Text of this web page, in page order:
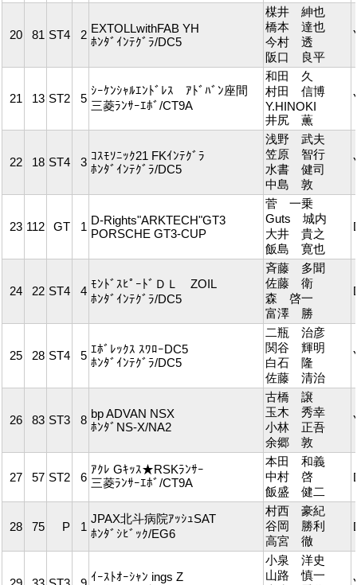
20 81 ST4 2 EXTOLLwithFAB YH
ﾎﾝﾀﾞｲﾝﾃｸﾞﾗ/DC5
楳井 紳也
橋本 達也
今村 透
阪口 良平
21 13 ST2 5
ｼｰｹﾝｼｬﾙｴﾝﾄﾞﾚｽ ｱﾄﾞﾊﾞﾝ座間
三菱ﾗﾝｻｰｴﾎﾞ/CT9A
和田 久
村田 信博
Y.HINOKI
井尻 薫
22 18 ST4 3 ｺｽﾓｿﾆｯｸ21 FKｲﾝﾃｸﾞﾗ
ﾎﾝﾀﾞｲﾝﾃｸﾞﾗ/DC5
浅野 武夫
笠原 智行
水書 健司
中島 敦
23 112 GT 1 D-Rights"ARKTECH"GT3
PORSCHE GT3-CUP
菅 一乗
Guts 城内
大井 貴之
飯島 寛也
24 22 ST4 4
ﾓﾝﾄﾞｽﾋﾟｰﾄﾞＤＬ ZOIL
ﾎﾝﾀﾞｲﾝﾃｸﾞﾗ/DC5
斉藤 多聞
佐藤 衛
森 啓一
富澤 勝
25 28 ST4 5 ｴﾎﾞﾚｯｸｽ ｽﾜﾛｰDC5
ﾎﾝﾀﾞｲﾝﾃｸﾞﾗ/DC5
二瓶 治彦
関谷 輝明
白石 隆
佐藤 清治
26 83 ST3 8 bp ADVAN NSX
ﾎﾝﾀﾞNS-X/NA2
古橋 譲
玉木 秀幸
小林 正吾
余郷 敦
27 57 ST2 6
ｱｸﾚ Gｷｯｽ★RSKﾗﾝｻｰ
三菱ﾗﾝｻｰｴﾎﾞ/CT9A
本田 和義
中村 啓
飯盛 健二
28 75 P 1
JPAX北斗病院ｱｯｼｭSAT
ﾎﾝﾀﾞｼﾋﾞｯｸ/EG6
村西 豪紀
谷岡 勝利
高宮 徹
ｲｰｽﾄｵｰｼｬﾝ ings Z
小泉 洋史
山路 慎一